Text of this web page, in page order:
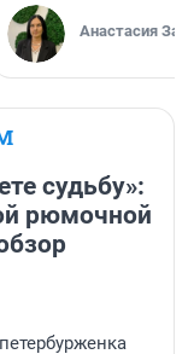
Анастасия
судьбу»:
рюмочной